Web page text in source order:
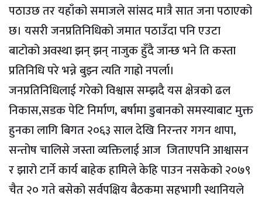
पठाउछ तर यहाँको समाजले सांसद मात्रै सात जना पठाएको
छ। यसरी जनप्रतिनिधिको जमात पठाउँदा पनि एउटा
बाटोको अवस्था झन् झन् नाजुक हुँदै जान्छ भने ति कस्ता
प्रतिनिधि परे भन्ने बुझ्न त्यति गाह्रो नपर्ला।
जनप्रतिनिधिलाई गरेको विश्वास सम्झदै यस क्षेत्रको ढल
निकास,सडक पेटि निर्माण, बर्षामा डुबानको समस्याबाट मुक्त
हुनका लागि बिगत २०६३ साल देखि निरन्तर गगन थापा,
सन्तोष चालिसे जस्ता व्यक्तिलाई आज जिताएपनि आश्वासन
र झारो टार्ने कार्य बाहेक हामिले केहि पाउन नसकेको २०७९
चैत २० गते बसेको सर्वपक्षिय बैठकमा सहभागी स्थानियले